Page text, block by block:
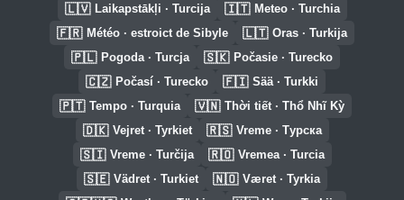
🇱🇻 Laikapstākļi · Turcija 🇮🇹 Meteo · Turchia
🇫🇷 Météo · estroict de Sibyle 🇱🇹 Oras · Turkija
🇵🇱 Pogoda · Turcja 🇸🇰 Počasie · Turecko
🇨🇿 Počasí · Turecko 🇫🇮 Sää · Turkki
🇵🇹 Tempo · Turquia 🇻🇳 Thời tiết · Thổ Nhĩ Kỳ
🇩🇰 Vejret · Tyrkiet 🇷🇸 Vreme · Турска
🇸🇮 Vreme · Turčija 🇷🇴 Vremea · Turcia
🇸🇪 Vädret · Turkiet 🇳🇴 Været · Tyrkia